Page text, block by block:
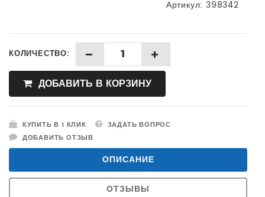
Артикул: 398342
КОЛИЧЕСТВО:
ДОБАВИТЬ В КОРЗИНУ
КУПИТЬ В 1 КЛИК
ЗАДАТЬ ВОПРОС
ДОБАВИТЬ ОТЗЫВ
ОПИСАНИЕ
ОТЗЫВЫ